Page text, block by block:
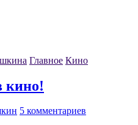
Главное Кино
кино!
5 комментариев